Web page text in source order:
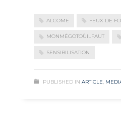
ALCOME FEUX DE
MONMÉGOTOÙILFAUT
SENSIBILISATION
PUBLISHED IN ARTICLE,